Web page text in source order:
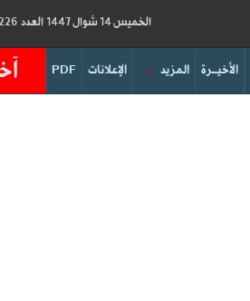
الخميس 14 شوال 1447 العدد 19226
PDF الإعلانات المزيد الأخيــرة